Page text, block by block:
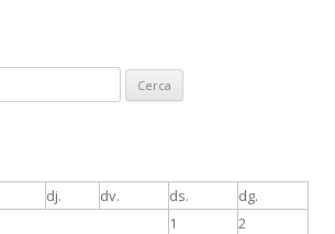
dj. dv. ds. dg.
1
2